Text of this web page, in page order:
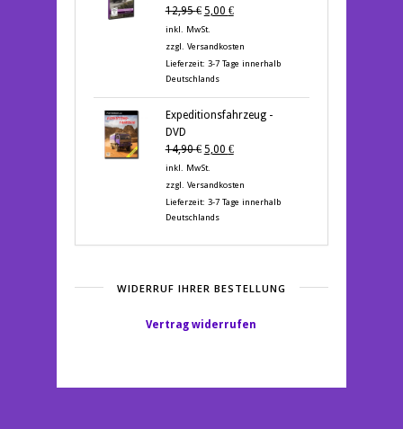
12,95€ Ursprünglicher
Preis
war:
12,95 €
5,00 €Aktueller
ist:
5,00 €.
inkl. MwSt.
zzgl. Versandkosten
Lieferzeit: 3-7 Tage innerhalb
Deutschlands
Expeditionsfahrzeug -
DVD
14,90€ Ursprünglicher
Preis
war:
14,90 €
5,00 €Aktueller
ist:
5,00 €.
inkl. MwSt.
zzgl. Versandkosten
Lieferzeit: 3-7 Tage innerhalb
Deutschlands
WIDERRUF IHRER BESTELLUNG
Vertrag widerrufen